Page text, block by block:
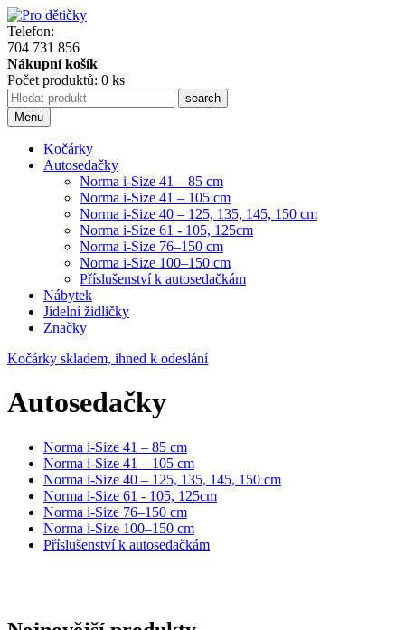
Telefon:
704 731 856
Nákupní košík
Počet produktů: 0 ks
Menu
Kočárky
Autosedačky
Norma i-Size 41 – 85 cm
Norma i-Size 41 – 105 cm
Norma i-Size 40 – 125, 135, 145, 150 cm
Norma i-Size 61 - 105, 125cm
Norma i-Size 76–150 cm
Norma i-Size 100–150 cm
Příslušenství k autosedačkám
Nábytek
Jídelní židličky
Značky
Kočárky skladem, ihned k odeslání
Autosedačky
Norma i-Size 41 – 85 cm
Norma i-Size 41 – 105 cm
Norma i-Size 40 – 125, 135, 145, 150 cm
Norma i-Size 61 - 105, 125cm
Norma i-Size 76–150 cm
Norma i-Size 100–150 cm
Příslušenství k autosedačkám